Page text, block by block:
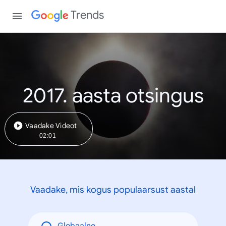
Trends
2017. aasta otsingus
Vaadake Videot
02:01
Vaadake, mis kogus populaarsust aastal